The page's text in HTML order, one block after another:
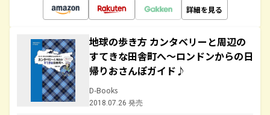
詳細を見る
地球の歩き方 カンタベリーと周辺の
すてきな田舎町へ～ロンドンからの日
帰りおさんぽガイド♪
D-Books
2018.07.26 発売